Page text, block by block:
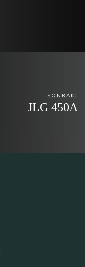
SONRAKI
JLG 450A